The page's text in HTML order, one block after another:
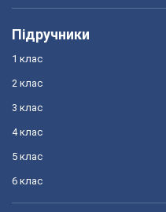
Підручники
1 клас
2 клас
3 клас
4 клас
5 клас
6 клас